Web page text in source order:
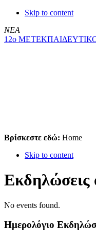
Skip to content
ΝΕΑ
12ο
Βρίσκεστε εδώ: Home
Skip to content
Εκδηλώσεις
No events found.
Ημερολόγιο